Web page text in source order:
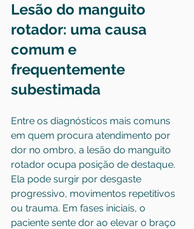
Lesão do manguito
rotador: uma causa
comum e
frequentemente
subestimada
Entre os diagnósticos mais comuns
em quem procura atendimento por
dor no ombro, a lesão do manguito
rotador ocupa posição de destaque.
Ela pode surgir por desgaste
progressivo, movimentos repetitivos
ou trauma. Em fases iniciais, o
paciente sente dor ao elevar o braço